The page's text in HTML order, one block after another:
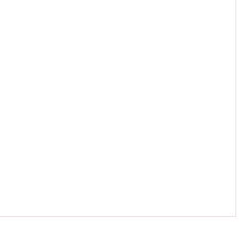
們當中有大約十幾個人被認
我們。我們每個人都用那只
重過輕顯然不是一種好狀